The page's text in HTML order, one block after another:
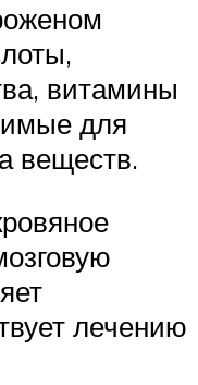
витамины
для
веществ.
лечению